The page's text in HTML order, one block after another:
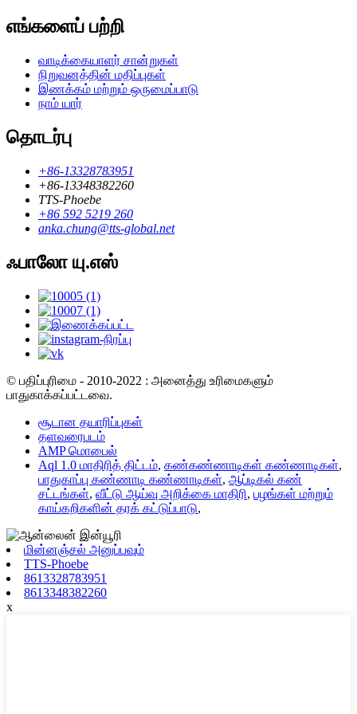
எங்களைப் பற்றி
வாடிக்கையாளர் சான்றுகள்
நிறுவனத்தின் மதிப்புகள்
இணக்கம் மற்றும் ஒருமைப்பாடு
நாம் யார்
தொடர்பு
+86-13328783951
+86-13348382260
TTS-Phoebe
+86 592 5219 260
anka.chung@tts-global.net
ஃபாலோ யு.எஸ்
© பதிப்புரிமை - 2010-2022 : அனைத்து உரிமைகளும்
பாதுகாக்கப்பட்டவை.
சூடான தயாரிப்புகள்
தளவரைபடம்
AMP மொபைல்
Aql 1.0 மாதிரித் திட்டம், கண்கண்ணாடிகள் கண்ணாடிகள்,
பாதுகாப்பு கண்ணாடி கண்ணாடிகள், ஆப்டிகல் கண்
சட்டங்கள், வீட்டு ஆய்வு அறிக்கை மாதிரி, பழங்கள் மற்றும்
காய்கறிகளின் தரக் கட்டுப்பாடு,
மின்னஞ்சல் அனுப்பவும்
TTS-Phoebe
8613328783951
8613348382260
x